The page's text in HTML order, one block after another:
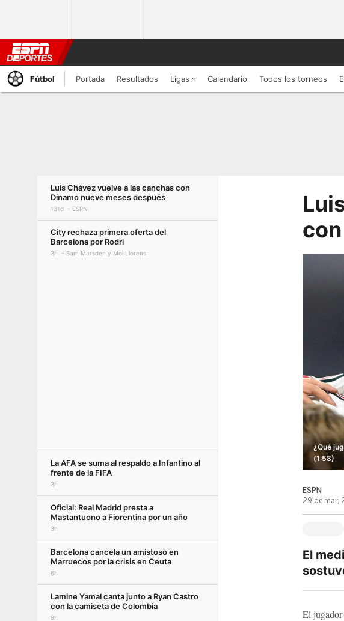
Fútbol Portada Resultados Ligas Calendario Todos los torneos
Luis Chávez vuelve a las canchas con
Dinamo nueve meses después
131d ESPN
City rechaza primera oferta del
Barcelona por Rodri
3h Sam Marsden y Moi Llorens
La AFA se suma al respaldo a Infantino al
frente de la FIFA
3h
Oficial: Real Madrid presta a
Mastantuono a Fiorentina por un año
3h
Barcelona cancela un amistoso en
Marruecos por la crisis en Ceuta
6h
Lamine Yamal canta junto a Ryan Castro
con la camiseta de Colombia
9h
¿Qué
(1:58)
ESPN
29 de mar,
El
El